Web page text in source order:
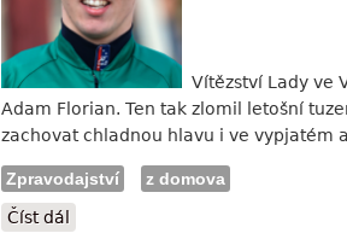
Vítězství Lady ve
Adam Florian. Ten tak zlomil letošní
zachovat chladnou hlavu i ve
Zpravodajství
z domova
Číst dál